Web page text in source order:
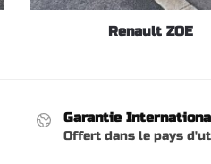
Renault ZOE
Garantie
Offert dans le pays